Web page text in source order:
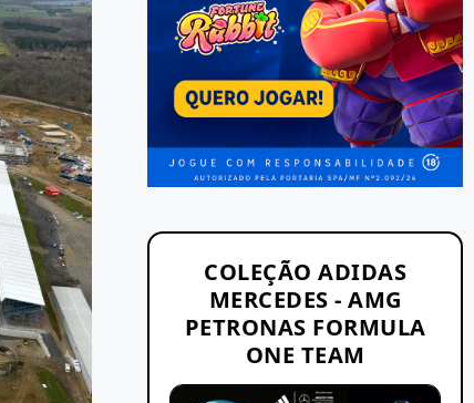
COLEÇÃO ADIDAS
MERCEDES - AMG
PETRONAS FORMULA
ONE TEAM